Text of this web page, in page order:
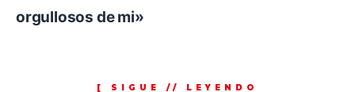
orgullosos de mi»